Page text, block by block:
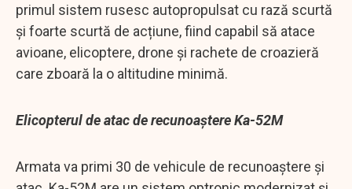
primul sistem rusesc autopropulsat cu rază scurtă
și foarte scurtă de acțiune, fiind capabil să atace
avioane, elicoptere, drone și rachete de croazieră
care zboară la o altitudine minimă.
Elicopterul de atac de recunoaștere Ka-52M
Armata va primi 30 de vehicule de recunoaștere și